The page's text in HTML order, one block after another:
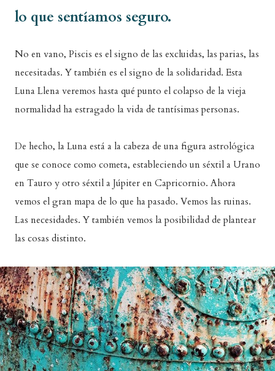
lo que sentíamos seguro.
No en vano, Piscis es el signo de las excluidas, las parias, las
necesitadas. Y también es el signo de la solidaridad. Esta
Luna Llena veremos hasta qué punto el colapso de la vieja
normalidad ha estragado la vida de tantísimas personas.
De hecho, la Luna está a la cabeza de una figura astrológica
que se conoce como cometa, estableciendo un séxtil a Urano
en Tauro y otro séxtil a Júpiter en Capricornio. Ahora
vemos el gran mapa de lo que ha pasado. Vemos las ruinas.
Las necesidades. Y también vemos la posibilidad de plantear
las cosas distinto.